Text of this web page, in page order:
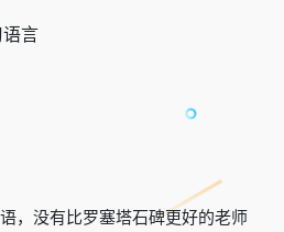
言
，没有比罗塞塔石碑更好的老师